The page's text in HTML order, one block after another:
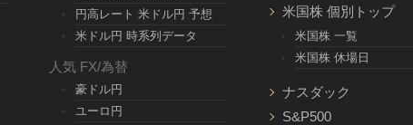
円高レート 米ドル円 予想
米ドル円 時系列データ
人気 FX/為替
豪ドル円
ユーロ円
米国株 個別トップ
米国株 一覧
米国株 休場日
ナスダック
S&P500